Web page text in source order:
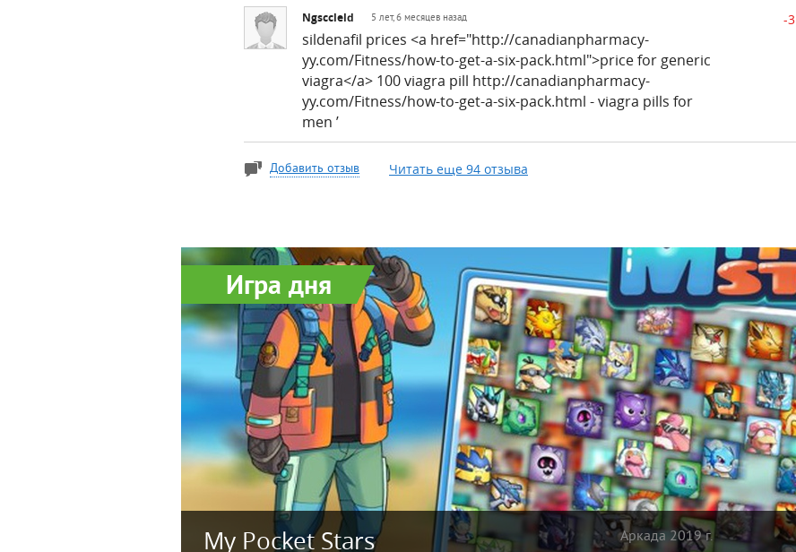
Ngsccleld 5 лет, 6 месяцев назад
sildenafil prices <a href="http://canadianpharmacy-
yy.com/Fitness/how-to-get-a-six-pack.html">price for generic
viagra</a> 100 viagra pill http://canadianpharmacy-
yy.com/Fitness/how-to-get-a-six-pack.html - viagra pills for
men ’
-3
Добавить отзыв Читать еще 94 отзыва
Игра дня
My Pocket Stars Аркада 2019 г.